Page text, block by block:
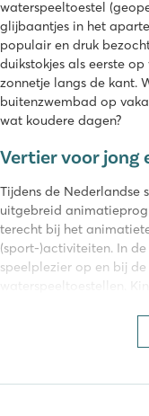
waterspeeltoestel
glijbaantjes in het
populair en druk
duikstokjes als eerste
zonnetje langs de kant.
buitenzwembad op
wat koudere dagen?
Vertier voor jong
Tijdens de Nederlandse
uitgebreid
terecht bij het
(sport-)activiteiten. In
speelplezier op en bij
waterspeeltoestellen.
een leuke dierenweide.
springkunsten kunnen